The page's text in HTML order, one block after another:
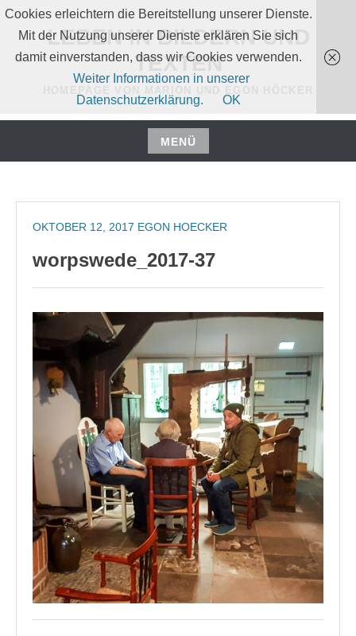
Zum
Inhalt
springen
LEBEN IN BILDERN UND
TEXTEN
MENÜ
Zum
springen
OKTOBER 12, 2017 EGON HOECKER
worpswede_2017-37
Cookies erleichtern die Bereitstellung unserer Dienste.
Mit der Nutzung unserer Dienste erklären Sie sich
damit einverstanden, dass wir Cookies verwenden.
Weiter Informationen in unserer
Datenschutzerklärung.
OK